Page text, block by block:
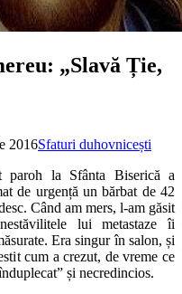
„Slavă Ție,
2016Sfaturi duhovnicești
paroh la Sfânta Biserică a
de urgență un bărbat de 42
Când am mers, l-am găsit
lui metastaze îi
Era singur în salon, și
cum a crezut, de vreme ce
și necredincios.